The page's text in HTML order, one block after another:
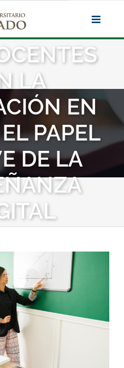
LA
EN
PAPEL
DE LA